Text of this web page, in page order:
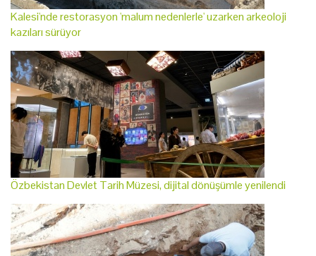
Kalesi'nde restorasyon 'malum nedenlerle' uzarken arkeoloji
kazıları sürüyor
Özbekistan Devlet Tarih Müzesi, dijital dönüşümle yenilendi